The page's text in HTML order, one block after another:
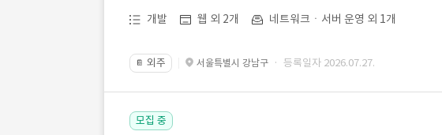
개발 웹 외 2개 네트워크ㆍ서버 운영 외 1개
📔 외주 서울특별시 강남구 · 등록일자 2026.07.27.
모집 중